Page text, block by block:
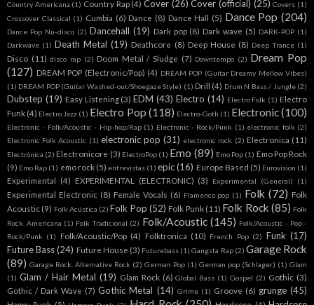
Country Americana (1) Country Rap (4) Cover (26) Cover (official) (25) Covers (1)
Crossover Classical (1) Cumbia (6) Dance (8) Dance Hall (5) Dance Pop (204)
Dance Pop Nu-disco (2) Dancehall (19) Dark pop (8) Dark wave (5) DARK-POP (1)
Darkwave (1) Death Metal (19) Deathcore (8) Deep House (8) Deep Trance (1)
Disco (11) disco rap (2) Doom Metal / Sludge (7) Downtempo (2) Dream Pop
(127) DREAM POP (Electronic/Pop) (4) DREAM POP (Guitar Dreamy Mellow Vibes)
(1) DREAM POP (Guitar Washed-out/Shoegaze Style) (1) Drill (4) Drum N Bass / Jungle (2)
Dubstep (19) Easy Listening (3) EDM (43) Electro (14) Electro Folk (1) Electro
Funk (4) Electro Jazz (1) Electro Pop (118) Electro-Goth (1) Electronic(100)
Electronic - Folk/Acoustic - Hip-hop/Rap (1) Electronic - Rock/Punk (1) electronic folk (2)
Electronic Folk Acoustic (1) electronic pop (31) electronic rock (2) Electronica (11)
Electrónica (2) Electronicore (3) ElectroPop (1) Emo (89) Emo Pop (1) Emo Pop Rock
(9) Emo Rap (1) emo rock (5) entrevistas (1) epic (16) Europe Based (5) Eurovision (1)
Experimental (4) EXPERIMENTAL (ELECTRONIC) (3) Experimental (General) (1)
Experimental Electronic (8) Female Vocals (6) Flamenco pop (1) Folk (72) Folk
Acoustic (9) Folk Acústica (2) Folk Pop (52) Folk Punk (11) Folk Rock (85) Folk
Rock. Americana (1) Folk Tradicional (2) Folk/Acoustic (145) Folk/Acoustic - Pop -
Rock/Punk (1) Folk/Acoustic/Pop (4) Folktronica (10) French Pop (2) Funk (17)
Future Bass (24) Future House (3) Futurebass (1) Gangsta Rap (2) Garage Rock
(89) Garage Rock. Alternative Rock (2) German Pop (1) German pop (Schlager) (1) Glam
(1) Glam / Hair Metal (19) Glam Rock (6) Global Bass (1) Gospel (2) Gothic (3)
Gothic / Dark Wave (7) Gothic Metal (14) Grime (1) Groove (6) grunge (45)